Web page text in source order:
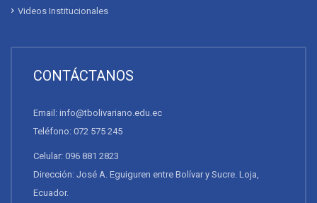
Videos Institucionales
CONTÁCTANOS
Email: info@tbolivariano.edu.ec
Teléfono: 072 575 245
Celular: 096 881 2823
Dirección: José A. Eguiguren entre Bolívar y Sucre. Loja,
Ecuador.